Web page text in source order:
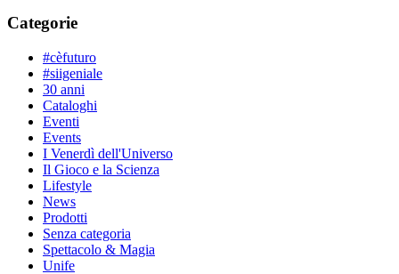
Categorie
#cèfuturo
#siigeniale
30 anni
Cataloghi
Eventi
Events
I Venerdì dell'Universo
Il Gioco e la Scienza
Lifestyle
News
Prodotti
Senza categoria
Spettacolo & Magia
Unife